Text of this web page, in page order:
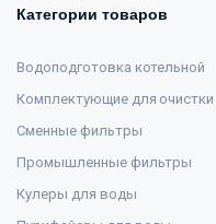
Категории товаров
Водоподготовка котельной
Комплектующие для
Сменные фильтры
Промышленные фильтры
Кулеры для воды